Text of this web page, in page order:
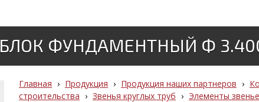
БЛОК ФУНДАМЕНТНЫЙ Ф
Главная › Продукция › Продукция наших партнеров ›
строительства › Звенья круглых труб › Элементы